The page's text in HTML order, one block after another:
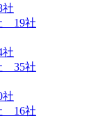
19社
35社
16社